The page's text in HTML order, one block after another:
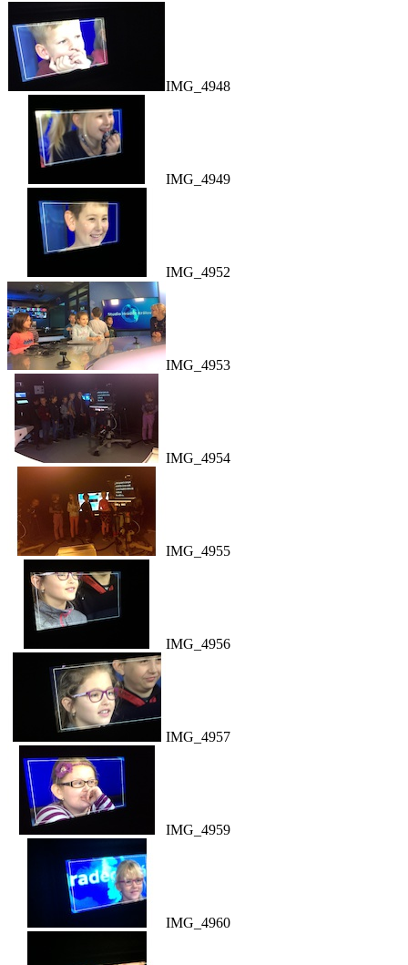
IMG_4948
IMG_4949
IMG_4952
IMG_4953
IMG_4954
IMG_4955
IMG_4956
IMG_4957
IMG_4959
IMG_4960